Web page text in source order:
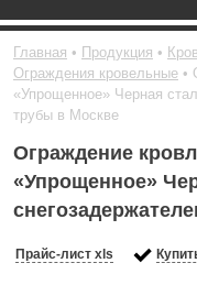
Главная Продукция
Ограждения кровельные
«Упрощенное» Черная
трубы в Москве
Ограждение
«Упрощенное»
Прайс-лист xls